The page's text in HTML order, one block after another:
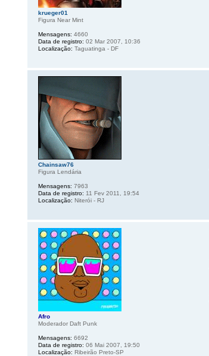
krueger01
Figura Near Mint
Mensagens: 4660
Data de registro: 02 Mar 2007, 10:36
Localização: Taguatinga - DF
Chainsaw76
Figura Lendária
Mensagens: 7963
Data de registro: 11 Fev 2011, 19:54
Localização: Niterói - RJ
Afro
Moderador Daft Punk
Mensagens: 6692
Data de registro: 06 Mai 2007, 19:50
Localização: Ribeirão Preto-SP